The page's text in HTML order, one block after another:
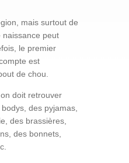
mais surtout de
naissance peut
le premier
est
de chou.
doit retrouver
des pyjamas,
des brassières,
des bonnets,